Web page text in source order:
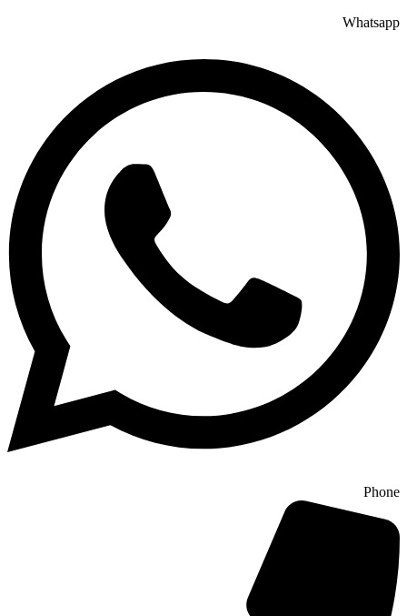
Whatsapp
Phone